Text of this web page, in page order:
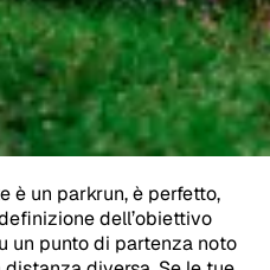
è un parkrun, è perfetto,
dell’obiettivo
un punto di partenza noto